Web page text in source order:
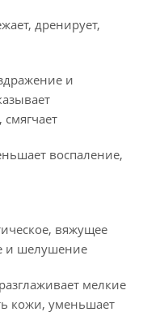
дренирует,
и
воспаление,
вяжущее
и шелушение
мелкие
кожи, уменьшает